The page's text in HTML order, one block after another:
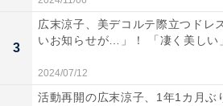
3
広末涼子、美デコルテ際立つドレ
いお知らせが…」！ 「凄く美しい
2024/07/12
活動再開の広末涼子、1年1カ月ぶ